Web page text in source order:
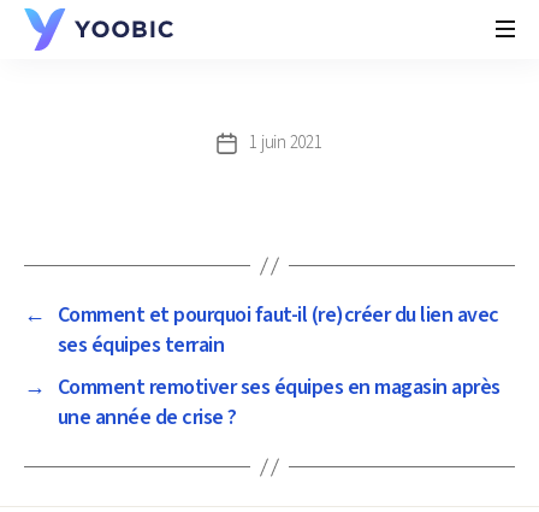
Post1 juin 2021
← Comment et pourquoi faut-il (re)créer du lien avec
ses équipes terrain
→ Comment remotiver ses équipes en magasin après
une année de crise ?